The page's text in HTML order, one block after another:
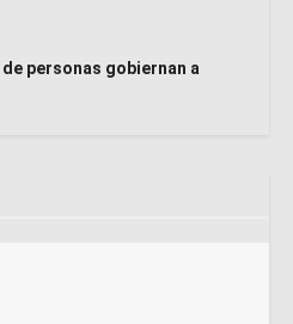
personas gobiernan a